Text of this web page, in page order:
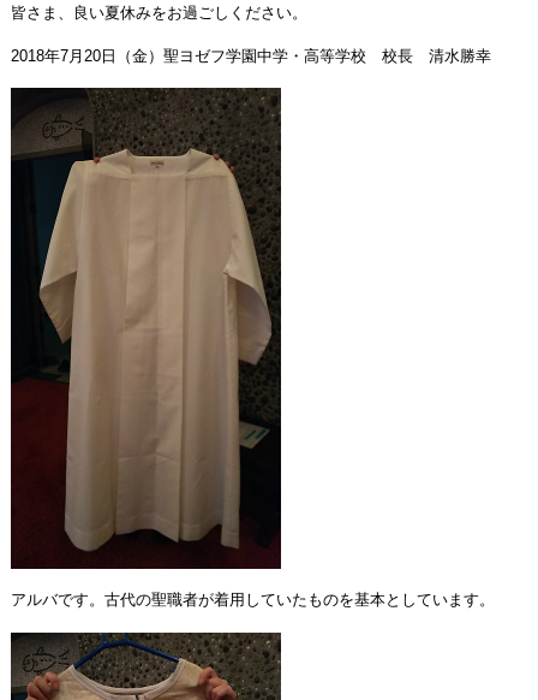
皆さま、良い夏休みをお過ごしください。
2018年7月20日（金）聖ヨゼフ学園中学・高等学校 校長 清水勝幸
アルバです。古代の聖職者が着用していたものを基本としています。